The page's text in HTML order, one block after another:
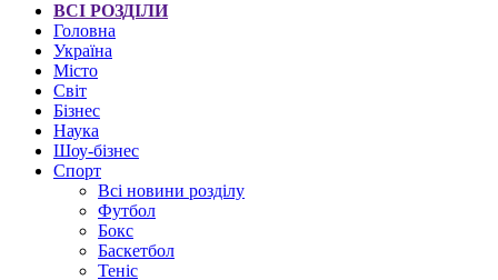
ВСІ РОЗДІЛИ
Головна
Україна
Місто
Світ
Бізнес
Наука
Шоу-бізнес
Спорт
Всі новини розділу
Футбол
Бокс
Баскетбол
Теніс